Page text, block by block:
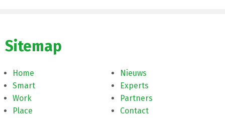
Sitemap
Home
Smart
Work
Place
Nieuws
Experts
Partners
Contact